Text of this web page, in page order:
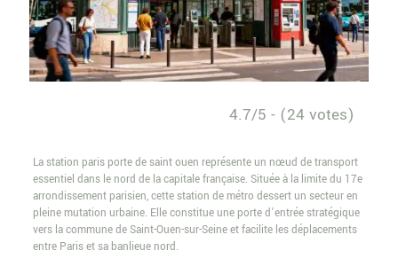
4.7/5 - (24 votes)
La station paris porte de saint ouen représente un nœud de transport
essentiel dans le nord de la capitale française. Située à la limite du 17e
arrondissement parisien, cette station de métro dessert un secteur en
pleine mutation urbaine. Elle constitue une porte d’entrée stratégique
vers la commune de Saint-Ouen-sur-Seine et facilite les déplacements
entre Paris et sa banlieue nord.